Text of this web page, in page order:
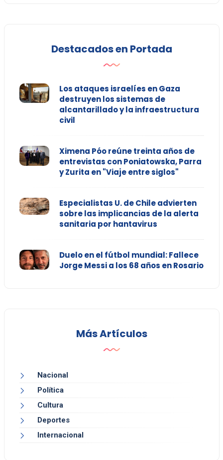
Destacados en Portada
Los ataques israelíes en Gaza
destruyen los sistemas de
alcantarillado y la infraestructura
civil
Ximena Póo reúne treinta años de
entrevistas con Poniatowska, Parra
y Zurita en "Viaje entre siglos"
Especialistas U. de Chile advierten
sobre las implicancias de la alerta
sanitaria por hantavirus
Duelo en el fútbol mundial: Fallece
Jorge Messi a los 68 años en Rosario
Más Artículos
Nacional
Política
Cultura
Deportes
Internacional